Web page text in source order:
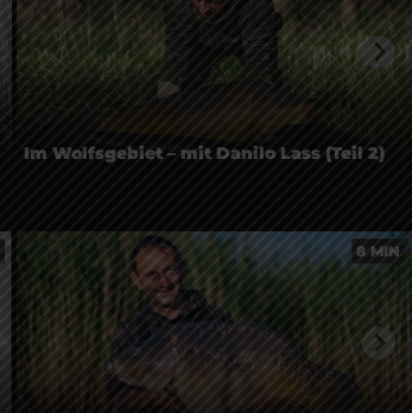
Im Wolfsgebiet – mit Danilo Lass (Teil 2)
8 MIN